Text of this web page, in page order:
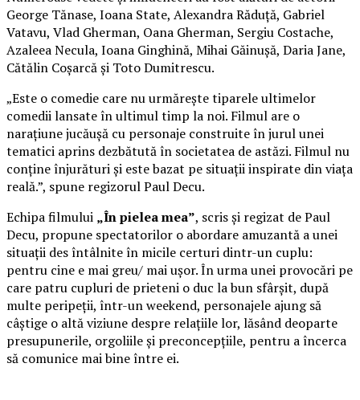
George Tănase, Ioana State, Alexandra Răduță, Gabriel
Vatavu, Vlad Gherman, Oana Gherman, Sergiu Costache,
Azaleea Necula, Ioana Ginghină, Mihai Găinușă, Daria Jane,
Cătălin Coșarcă și Toto Dumitrescu.
„Este o comedie care nu urmărește tiparele ultimelor
comedii lansate în ultimul timp la noi. Filmul are o
narațiune jucăușă cu personaje construite în jurul unei
tematici aprins dezbătută în societatea de astăzi. Filmul nu
conține înjurături și este bazat pe situații inspirate din viața
reală.”, spune regizorul Paul Decu.
Echipa filmului „În pielea mea”, scris și regizat de Paul
Decu, propune spectatorilor o abordare amuzantă a unei
situații des întâlnite în micile certuri dintr-un cuplu:
pentru cine e mai greu/ mai ușor. În urma unei provocări pe
care patru cupluri de prieteni o duc la bun sfârșit, după
multe peripeții, într-un weekend, personajele ajung să
câștige o altă viziune despre relațiile lor, lăsând deoparte
presupunerile, orgoliile și preconcepțiile, pentru a încerca
să comunice mai bine între ei.